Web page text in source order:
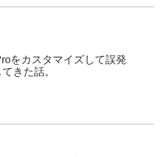
をカスタマイズして誤発
きた話。